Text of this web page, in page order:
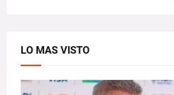
LO MAS VISTO